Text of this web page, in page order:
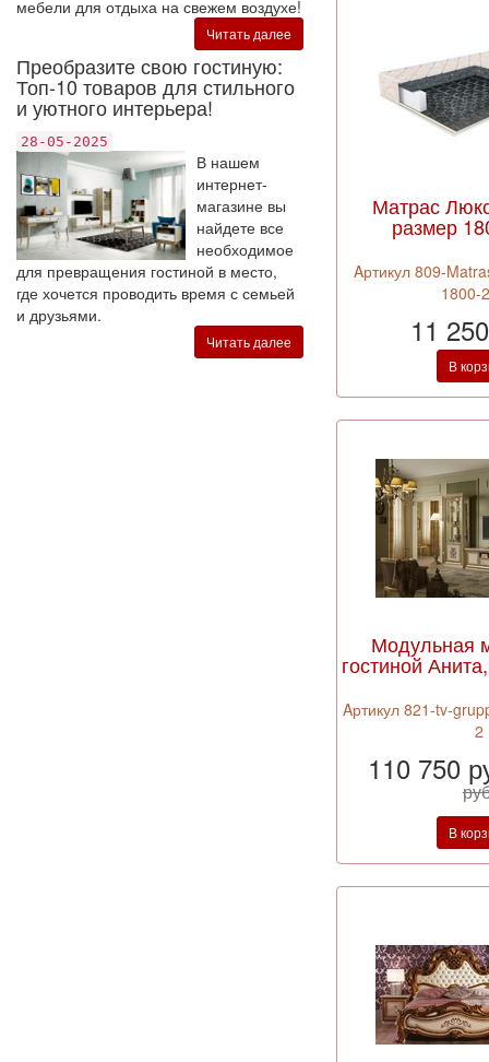
мебели для отдыха на свежем воздухе!
Читать далее
Преобразите свою гостиную:
Топ-10 товаров для стильного
и уютного интерьера!
28-05-2025
В нашем
интернет-
магазине вы
найдете все
необходимое
для превращения гостиной в место,
где хочется проводить время с семьей
и друзьями.
Читать далее
Матрас
размер
Aртикул 809-
1800-
11
В
Модульная
гостиной
Aртикул 821-tv-
2
110 750
В